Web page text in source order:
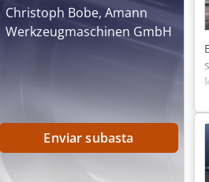
Christoph Bobe, Amann
Werkzeugmaschinen GmbH
Enviar subasta